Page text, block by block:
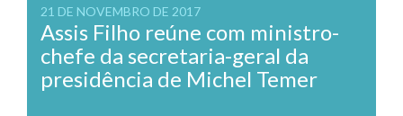
21 DE NOVEMBRO DE 2017
Assis Filho reúne com ministro-
chefe da secretaria-geral da
presidência de Michel Temer